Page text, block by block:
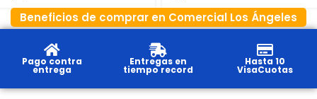
Beneficios de comprar en Comercial Los Ángeles
Pago contra
entrega
Entregas en
tiempo record
Hasta 10
VisaCuotas